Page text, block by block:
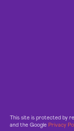
This site is protected by
and the Google Privacy